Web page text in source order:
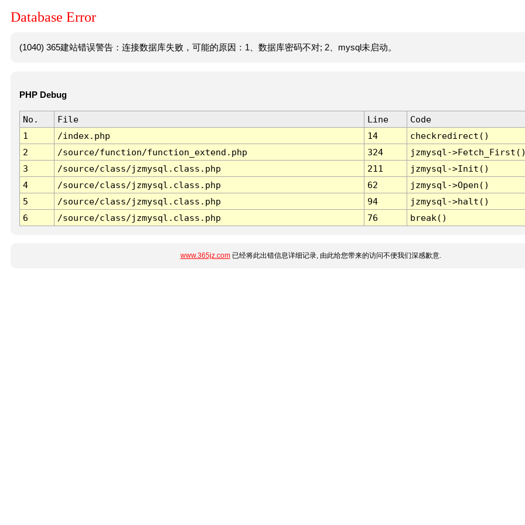
Database Error
(1040) 365建站错误警告：连接数据库失败，可能的原因：1、数据库密码不对; 2、mysql未启动。
PHP Debug
No. File Line
Code
1
/index.php 14
checkredirect()
2
/source/function/function_extend.php 324
jzmysql-
3
/source/class/jzmysql.class.php 211
jzmysql->Init()
4
/source/class/jzmysql.class.php 62
jzmysql->Open()
5
/source/class/jzmysql.class.php 94
jzmysql->halt()
6
/source/class/jzmysql.class.php 76 break()
www.365jz.com已经将此出错信息详细记录, 由此给您带来的访问不便我们深感歉意.